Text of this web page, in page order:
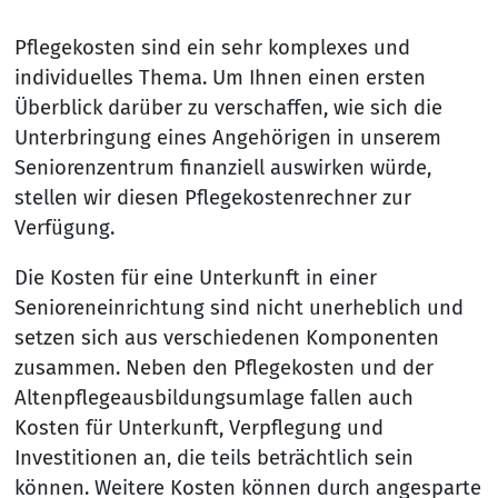
Pflegekosten sind ein sehr komplexes und
individuelles Thema. Um Ihnen einen ersten
Überblick darüber zu verschaffen, wie sich die
Unterbringung eines Angehörigen in unserem
Seniorenzentrum finanziell auswirken würde,
stellen wir diesen Pflegekostenrechner zur
Verfügung.
Die Kosten für eine Unterkunft in einer
Senioreneinrichtung sind nicht unerheblich und
setzen sich aus verschiedenen Komponenten
zusammen. Neben den Pflegekosten und der
Altenpflegeausbildungsumlage fallen auch
Kosten für Unterkunft, Verpflegung und
Investitionen an, die teils beträchtlich sein
können. Weitere Kosten können durch angesparte